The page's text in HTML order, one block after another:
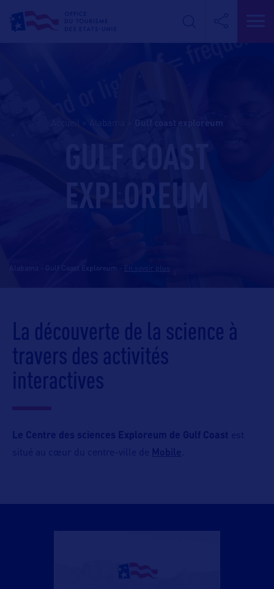
Alabama gulf coast exploreum
GULF COAST
EXPLOREUM
Alabama - Gulf Coast Exploreum
La découverte de la science à
travers des activités
interactives
Le Centre des sciences Exploreum de Gulf Coast est
situé au cœur du centre-ville de Mobile